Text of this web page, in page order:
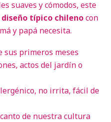
suaves y cómodos, este
diseño típico chilenocon
y papá necesita.
sus primeros meses
actos del jardín o
no irrita, fácil de
de nuestra cultura